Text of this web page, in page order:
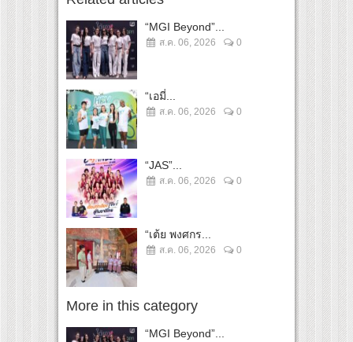
“MGI Beyond”...
ส.ค. 06, 2026 0
“เอมี่...
ส.ค. 06, 2026 0
“JAS”...
ส.ค. 06, 2026 0
“เต้ย พงศกร...
ส.ค. 06, 2026 0
More in this category
“MGI Beyond”...